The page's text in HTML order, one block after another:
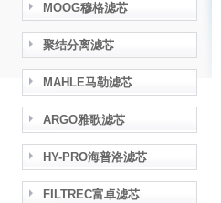
MOOG穆格滤芯
聚结分离滤芯
MAHLE马勒滤芯
ARGO雅歌滤芯
HY-PRO海普洛滤芯
FILTREC富卓滤芯